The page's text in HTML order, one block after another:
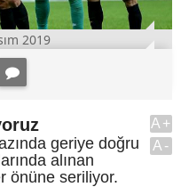
2019
geriye doğru
alınan
önüne seriliyor.
A+
A-